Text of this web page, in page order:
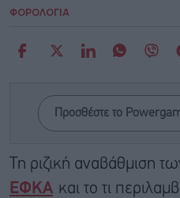
ΦΟΡΟΛΟΓΙΑ
Προσθέστε το
Τη ριζική αναβάθμιση
ΕΦΚΑ και το τι